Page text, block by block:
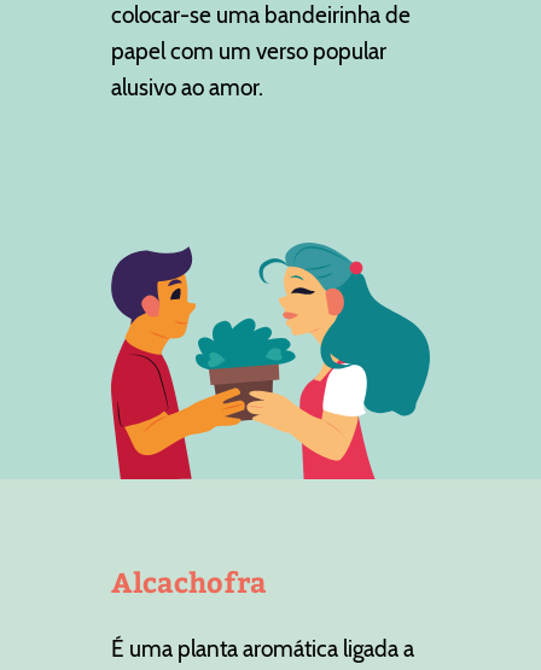
colocar-se uma bandeirinha de
papel com um verso popular
alusivo ao amor.
Alcachofra
É uma planta aromática ligada a